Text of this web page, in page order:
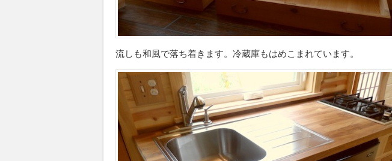
流しも和風で落ち着きます。冷蔵庫もはめこまれています。